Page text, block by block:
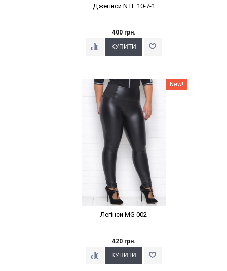
Джегінси NTL 10-7-1
400 грн.
Наклейки Варіант з % New!
Легінси MG 002
420 грн.